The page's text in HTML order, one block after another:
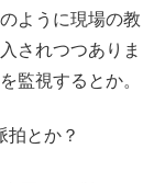
ように現場の教
されつつありま
監視するとか。
とか？